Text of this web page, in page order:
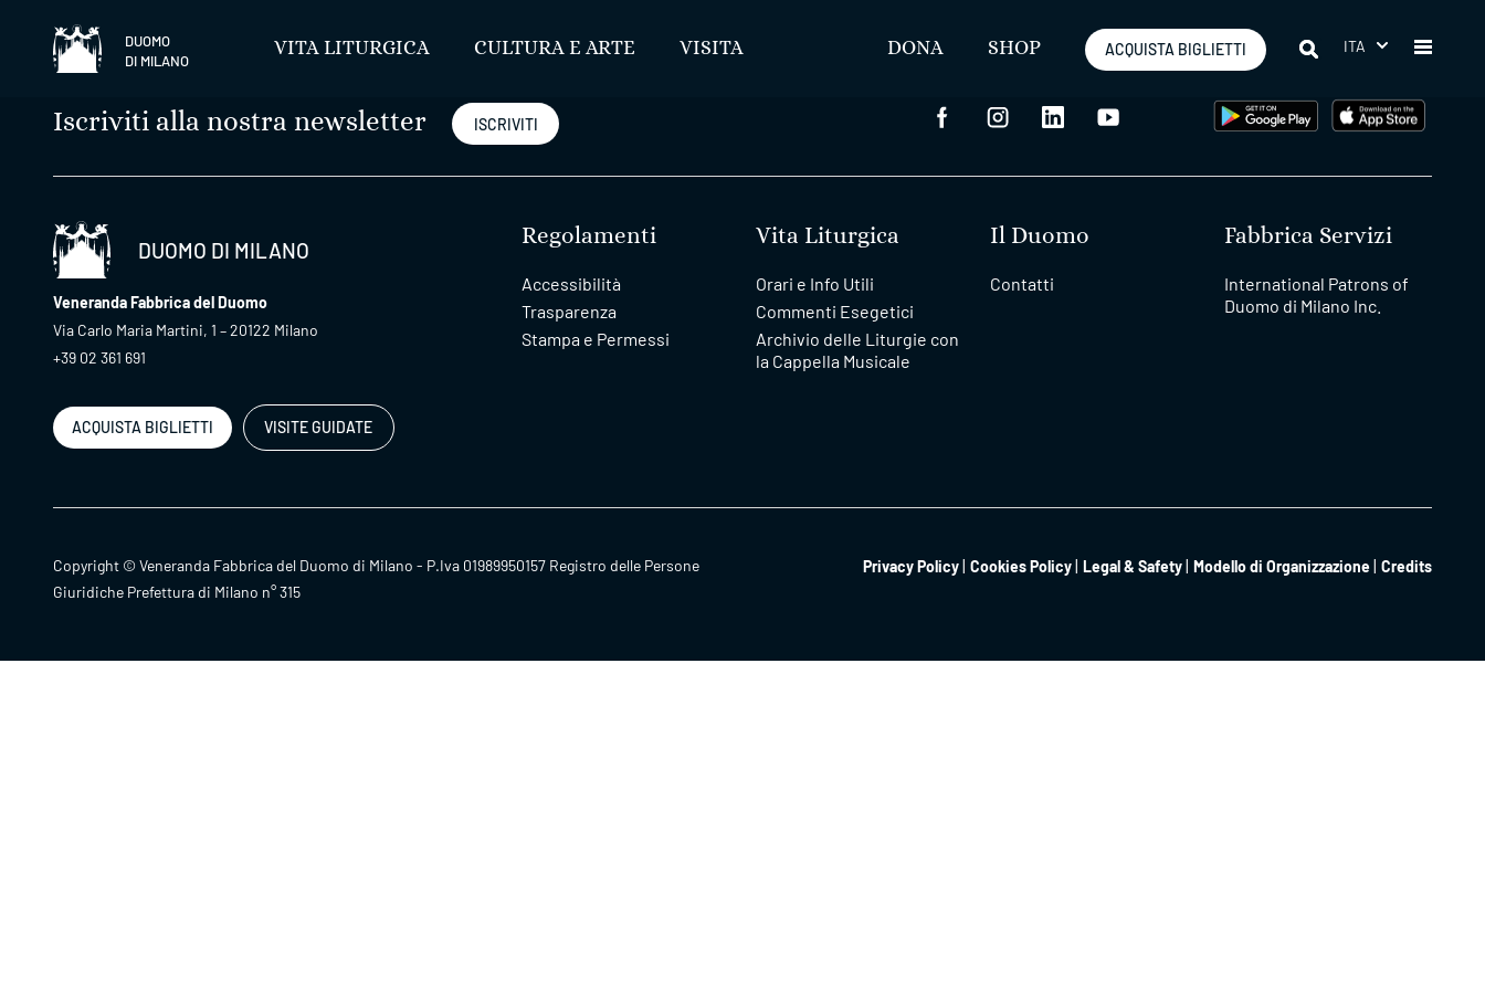
DUOMO
DI MILANO
VITA LITURGICA CULTURA E ARTE VISITA DONA SHOP ACQUISTA BIGLIETTI ITA
Iscriviti alla nostra newsletter ISCRIVITI
DUOMO DI MILANO
Veneranda Fabbrica del Duomo
Via Carlo Maria Martini, 1 – 20122 Milano
+39 02 361 691
ACQUISTA BIGLIETTI VISITE GUIDATE
Regolamenti
Accessibilità
Trasparenza
Stampa e Permessi
Vita Liturgica
Orari e Info Utili
Commenti Esegetici
Archivio delle Liturgie con
la Cappella Musicale
Il Duomo
Contatti
Fabbrica Servizi
International Patrons of
Duomo di Milano Inc.
Copyright © Veneranda Fabbrica del Duomo di Milano - P.Iva 01989950157 Registro delle Persone
Giuridiche Prefettura di Milano n° 315
Privacy Policy Cookies Policy Legal & Safety Modello di Organizzazione Credits